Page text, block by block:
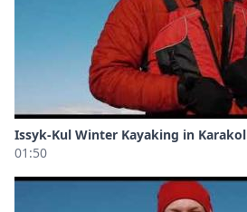
Issyk-Kul Winter Kayaking in Karakol
01:50